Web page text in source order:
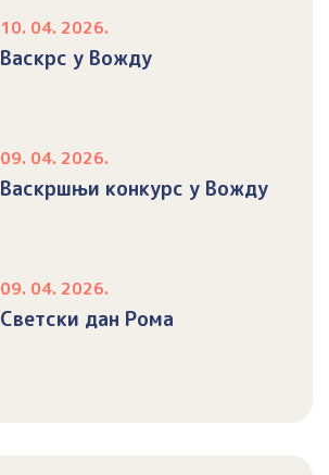
10. 04. 2026.
Васкрс у Вожду
09. 04. 2026.
Васкршњи конкурс у Вожду
09. 04. 2026.
Светски дан Рома